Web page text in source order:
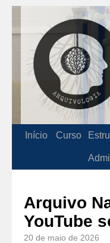
Início Curso
Arquivo
YouTube
20 de maio de 2026